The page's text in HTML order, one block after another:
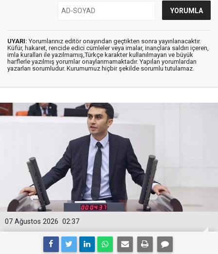
UYARI: Yorumlarınız editör onayından geçtikten sonra yayınlanacaktır.
Küfür, hakaret, rencide edici cümleler veya imalar, inançlara saldırı içeren,
imla kuralları ile yazılmamış,Türkçe karakter kullanılmayan ve büyük
harflerle yazılmış yorumlar onaylanmamaktadır. Yapılan yorumlardan
yazarları sorumludur. Kurumumuz hiçbir şekilde sorumlu tutulamaz.
02:37
07 Ağustos 2026